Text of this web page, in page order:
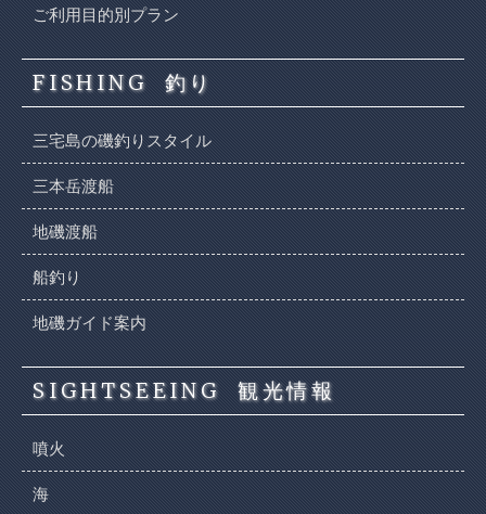
ご利用目的別プラン
FISHING 釣り
三宅島の磯釣りスタイル
三本岳渡船
地磯渡船
船釣り
地磯ガイド案内
SIGHTSEEING 観光情報
噴火
海